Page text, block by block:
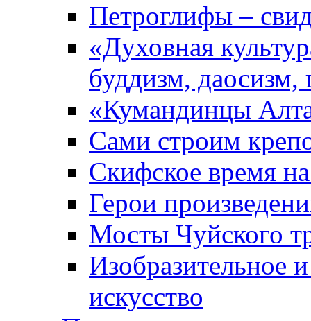
Петроглифы –
«Духовная
буддизм,
«Кумандинцы
Сами строим
Скифское время
Герои
Мосты Чуйского
Изобразительное
искусство